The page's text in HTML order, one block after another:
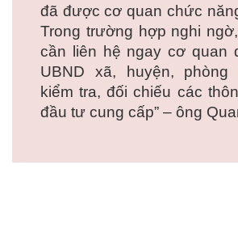
đã được cơ quan chức
Trong trường hợp nghi
cần liên hệ ngay cơ quan
UBND xã, huyện, phòng
kiểm tra, đối chiếu các
đầu tư cung cấp” – ông